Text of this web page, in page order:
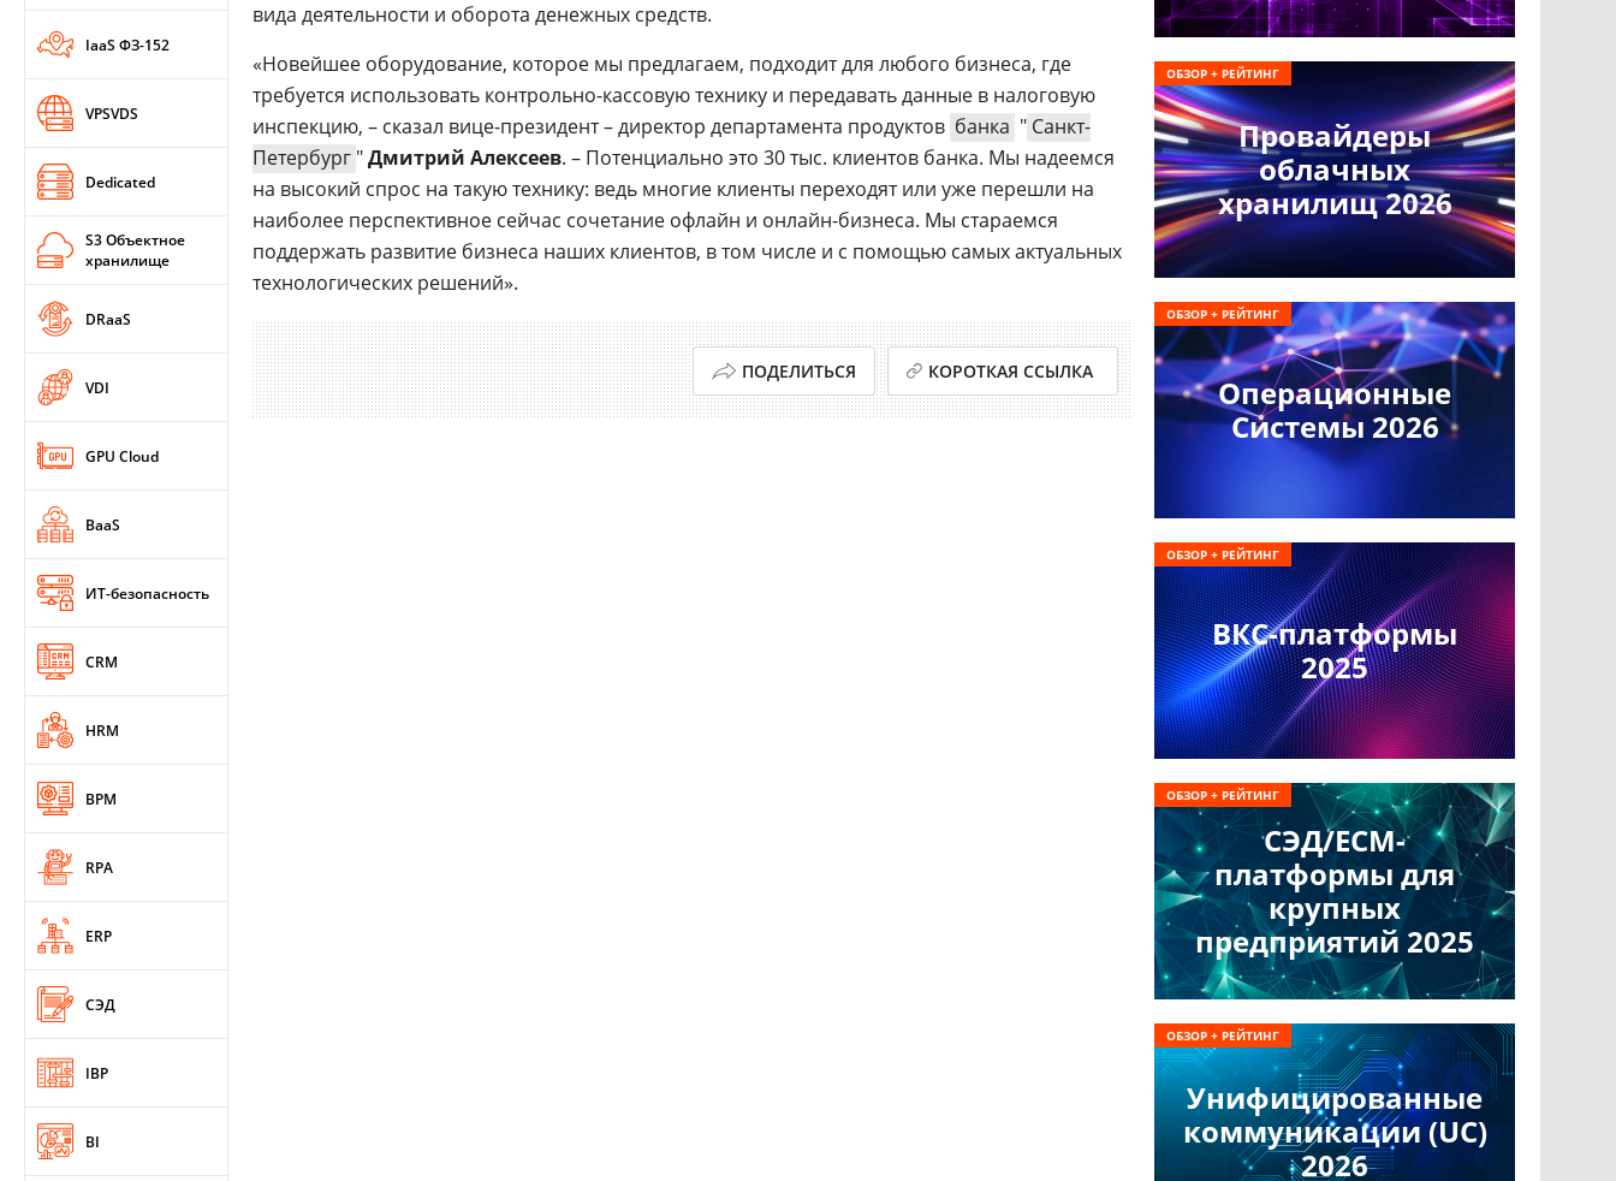
издании
Вакансии
Контакты
Telegram
IaaS ФЗ-152
VPSVDS
Dedicated
S3 Объектное
хранилище
DRaaS
VDI
GPU Cloud
BaaS
ИТ-безопасность
CRM
HRM
BPM
RPA
ERP
СЭД
IBP
BI
вида деятельности и оборота денежных средств.
«Новейшее оборудование, которое мы предлагаем, подходит для любого бизнеса, где
требуется использовать контрольно-кассовую технику и передавать данные в налоговую
инспекцию, – сказал вице-президент – директор департамента продуктов банка " Санкт-
Петербург "Дмитрий Алексеев. – Потенциально это 30 тыс. клиентов банка. Мы надеемся
на высокий спрос на такую технику: ведь многие клиенты переходят или уже перешли на
наиболее перспективное сейчас сочетание офлайн и онлайн-бизнеса. Мы стараемся
поддержать развитие бизнеса наших клиентов, в том числе и с помощью самых актуальных
технологических решений».
ПОДЕЛИТЬСЯ КОРОТКАЯ ССЫЛКА
Провайдеры
облачных
хранилищ 2026
ОБЗОР + РЕЙТИНГ
Операционные
Системы 2026
ОБЗОР + РЕЙТИНГ
ВКС-платформы
2025
ОБЗОР + РЕЙТИНГ
СЭД/ECM-
платформы для
крупных
предприятий 2025
ОБЗОР + РЕЙТИНГ
Унифицированные
коммуникации (UC)
2026
ОБЗОР + РЕЙТИНГ